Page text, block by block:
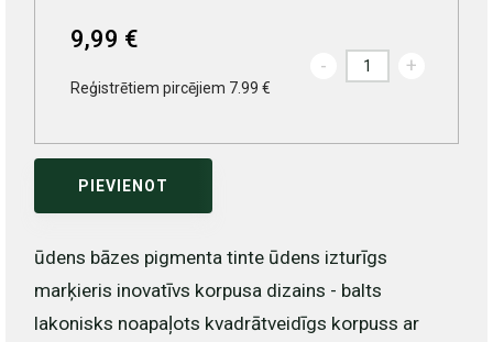
9,99 €
Reģistrētiem pircējiem 7.99 €
- +
PIEVIENOT
ūdens bāzes pigmenta tinte ūdens izturīgs
marķieris inovatīvs korpusa dizains - balts
lakonisks noapaļots kvadrātveidīgs korpuss ar